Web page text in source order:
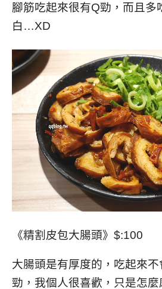
腳筋吃起來很有Q勁，而且多
白…XD
《精割皮包大腸頭》$:100
大腸頭是有厚度的，吃起來
勁，我個人很喜歡，只是怎